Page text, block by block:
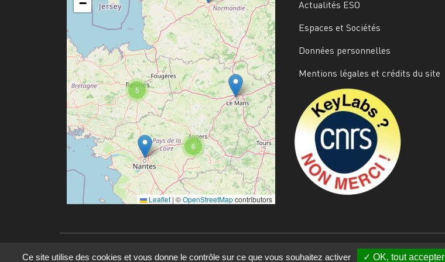
6
5
−
Leaflet | ©OpenStreetMapcontributors
Actualités ESO
Espaces et Sociétés
Données personnelles
Mentions légales et crédits du site
Ce site utilise des cookies et vous donne le contrôle sur ce que vous souhaitez activer OK, tout accepter